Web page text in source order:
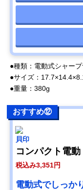
●種類：電動式シャー
●サイズ：
●重量：380g
おすすめ⑫
貝印
コンパクト電
税込み3,351円
電動式でしっか